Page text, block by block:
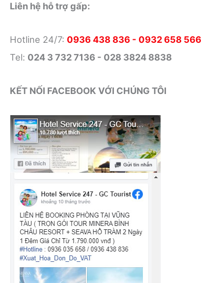
Liên hệ hỗ trợ gấp:
Hotline 24/7: 0936 438 836 - 0932 658 566
Tel: 024 3 732 7136 - 028 3824 8838
KẾT NỐI FACEBOOK VỚI CHÚNG TÔI